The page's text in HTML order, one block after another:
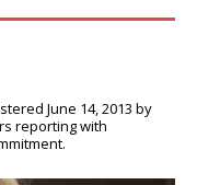
June 14, 2013 by
reporting with